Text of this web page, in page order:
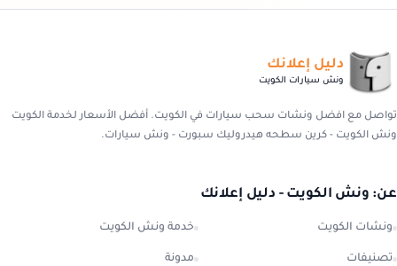
دليل إعلانك
ونش سيارات الكويت
تواصل مع افضل ونشات سحب سيارات في الكويت. أفضل الأسعار لخدمة الكويت
ونش الكويت - كرين سطحه هيدروليك سبورت - ونش سيارات.
عن: ونش الكويت - دليل إعلانك
ونشات الكويت خدمة ونش الكويت
تصنيفات مدونة